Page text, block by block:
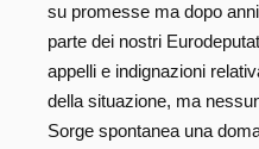
su promesse ma dopo
parte dei nostri
appelli e indignazioni
della situazione, ma
Sorge spontanea una